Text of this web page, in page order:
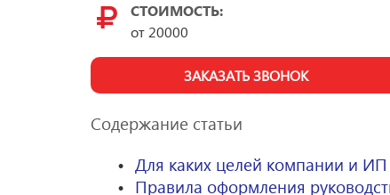
СТОИМОСТЬ:
от 20000
ЗАКАЗАТЬ ЗВОНОК
Содержание статьи
Для каких целей компании и ИП
Правила оформления